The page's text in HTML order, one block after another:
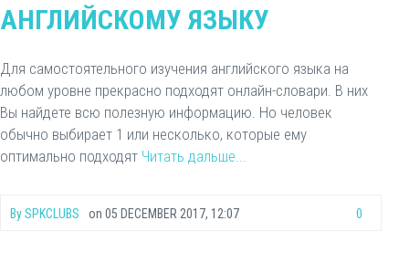
АНГЛИЙСКОМУ ЯЗЫКУ
Для самостоятельного изучения английского языка на
любом уровне прекрасно подходят онлайн-словари. В них
Вы найдете всю полезную информацию. Но человек
обычно выбирает 1 или несколько, которые ему
оптимально подходят Читать дальше...
BySPKCLUBS on 05 DECEMBER 2017, 12:07 0